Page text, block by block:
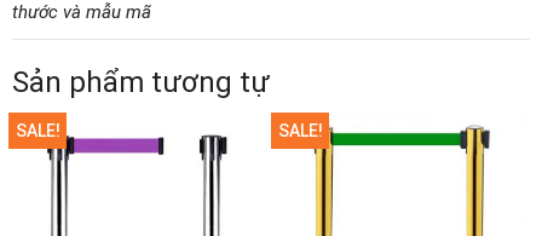
thước và mẫu mã
Sản phẩm tương tự
SALE! SALE!